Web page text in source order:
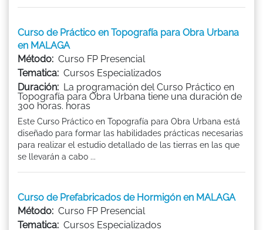
Curso de Práctico en Topografía para Obra Urbana
en MALAGA
Método: Curso FP Presencial
Tematica: Cursos Especializados
Duración: La programación del Curso Práctico en
Topografía para Obra Urbana tiene una duración de
300 horas. horas
Este Curso Práctico en Topografía para Obra Urbana está
diseñado para formar las habilidades prácticas necesarias
para realizar el estudio detallado de las tierras en las que
se llevarán a cabo ...
Curso de Prefabricados de Hormigón en MALAGA
Método: Curso FP Presencial
Tematica: Cursos Especializados